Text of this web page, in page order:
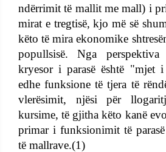
ndërrimit të mallit me mall) i
mirat e tregtisë, kjo më së
këto të mira ekonomike
popullsisë. Nga
kryesor i parasë është "mjet
edhe funksione të tjera të
vlerësimit, njësi për
kursime, të gjitha këto kanë
primar i funksionimit të
të mallrave.(1)